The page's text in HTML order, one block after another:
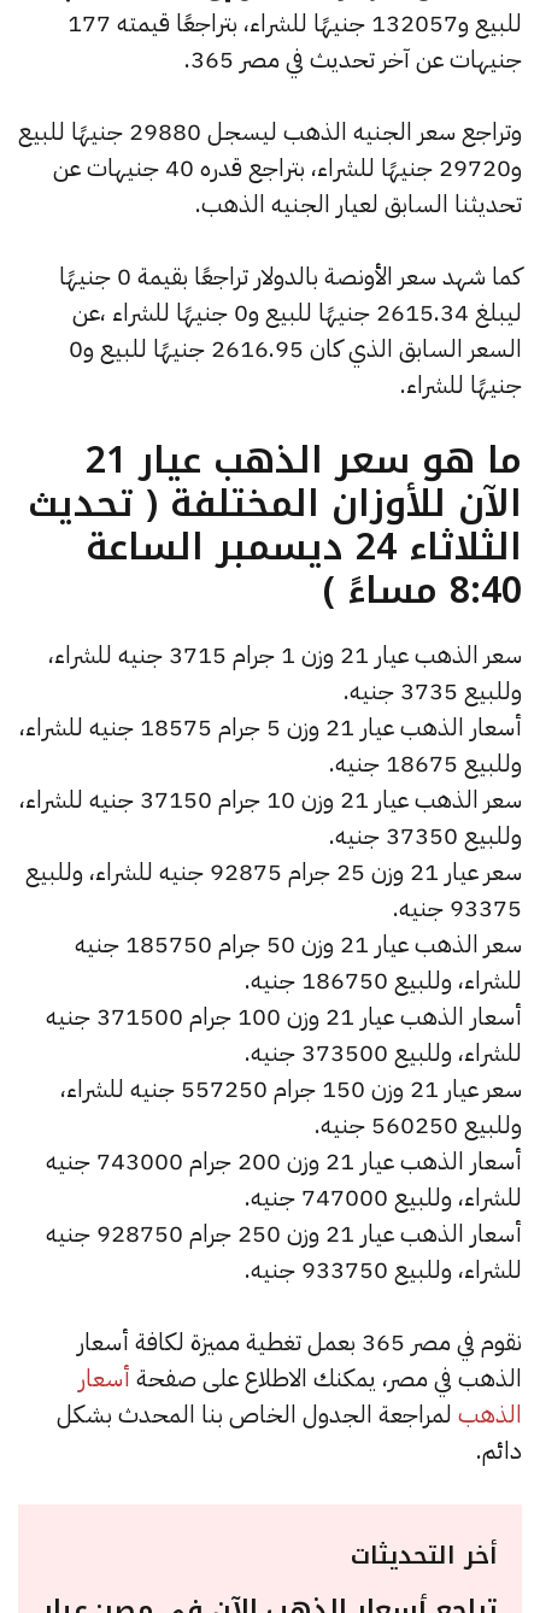
للبيع و132057 جنيهًا للشراء، بتراجعًا قيمته 177
جنيهات عن آخر تحديث في مصر 365.
وتراجع سعر الجنيه الذهب ليسجل 29880 جنيهًا للبيع
و29720 جنيهًا للشراء، بتراجع قدره 40 جنيهات عن
تحديثنا السابق لعيار الجنيه الذهب.
كما شهد سعر الأونصة بالدولار تراجعًا بقيمة 0 جنيهًا
ليبلغ 2615.34 جنيهًا للبيع و0 جنيهًا للشراء ،عن
السعر السابق الذي كان 2616.95 جنيهًا للبيع و0
جنيهًا للشراء.
ما هو سعر الذهب عيار 21
الآن للأوزان المختلفة ( تحديث
الثلاثاء 24 ديسمبر الساعة
8:40 مساءً )
سعر الذهب عيار 21 وزن 1 جرام 3715 جنيه للشراء،
وللبيع 3735 جنيه.
أسعار الذهب عيار 21 وزن 5 جرام 18575 جنيه للشراء،
وللبيع 18675 جنيه.
سعر الذهب عيار 21 وزن 10 جرام 37150 جنيه للشراء،
وللبيع 37350 جنيه.
سعر عيار 21 وزن 25 جرام 92875 جنيه للشراء، وللبيع
93375 جنيه.
سعر الذهب عيار 21 وزن 50 جرام 185750 جنيه
للشراء، وللبيع 186750 جنيه.
أسعار الذهب عيار 21 وزن 100 جرام 371500 جنيه
للشراء، وللبيع 373500 جنيه.
سعر عيار 21 وزن 150 جرام 557250 جنيه للشراء،
وللبيع 560250 جنيه.
أسعار الذهب عيار 21 وزن 200 جرام 743000 جنيه
للشراء، وللبيع 747000 جنيه.
أسعار الذهب عيار 21 وزن 250 جرام 928750 جنيه
للشراء، وللبيع 933750 جنيه.
نقوم في مصر 365 بعمل تغطية مميزة لكافة أسعار
الذهب في مصر، يمكنك الاطلاع على صفحة أسعار
الذهب لمراجعة الجدول الخاص بنا المحدث بشكل
دائم.
أخر التحديثات